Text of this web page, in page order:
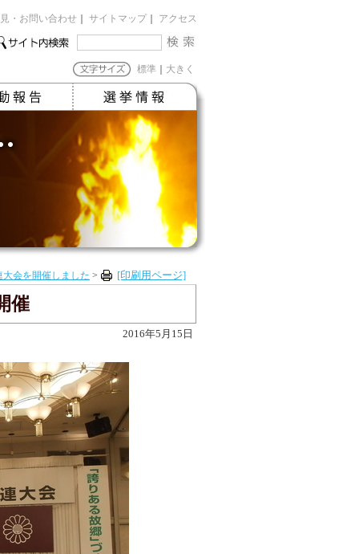
・お問い合わせ サイトマップ アクセス
標準 大きく
[印刷用ページ]
会を開催しました >
催
2016年5月15日